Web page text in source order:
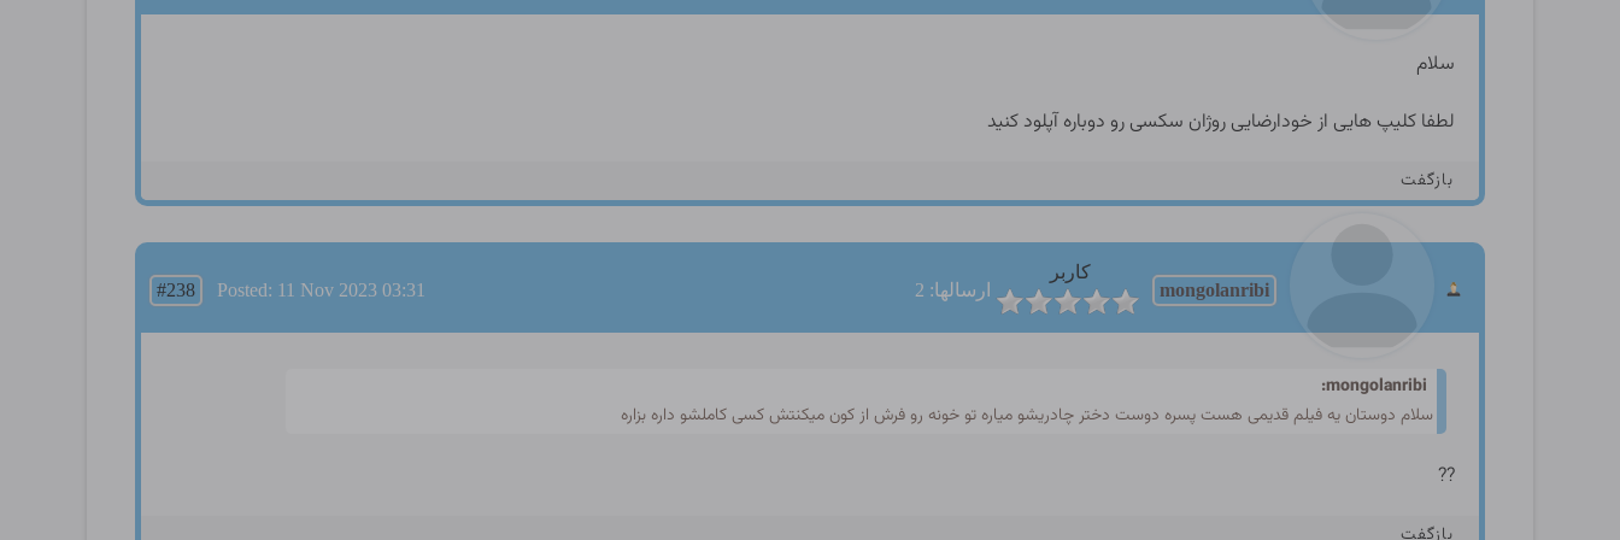
سلام
لطفا کلیپ هایی از خودارضایی روژان سکسی رو دوباره آپلود کنید
بازگفت
mongolanribi
کاربر
ارسالها: 2
#238 Posted: 11 Nov 2023 03:31
mongolanribi:
سلام دوستان یه فیلم قدیمی هست پسره دوست دختر چادریشو میاره تو خونه رو فرش از کون میکنتش کسی کاملشو داره بزاره
??